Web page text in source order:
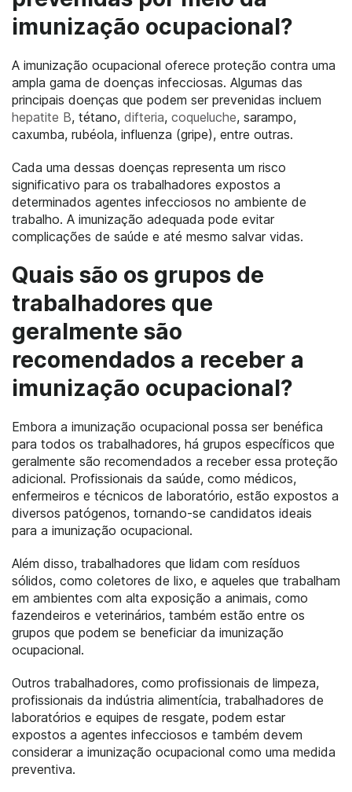
imunização ocupacional?
A imunização ocupacional oferece proteção contra uma
ampla gama de doenças infecciosas. Algumas das
principais doenças que podem ser prevenidas incluem
hepatite B, tétano, difteria, coqueluche, sarampo,
caxumba, rubéola, influenza (gripe), entre outras.
Cada uma dessas doenças representa um risco
significativo para os trabalhadores expostos a
determinados agentes infecciosos no ambiente de
trabalho. A imunização adequada pode evitar
complicações de saúde e até mesmo salvar vidas.
Quais são os grupos de
trabalhadores que
geralmente são
recomendados a receber a
imunização ocupacional?
Embora a imunização ocupacional possa ser benéfica
para todos os trabalhadores, há grupos específicos que
geralmente são recomendados a receber essa proteção
adicional. Profissionais da saúde, como médicos,
enfermeiros e técnicos de laboratório, estão expostos a
diversos patógenos, tornando-se candidatos ideais
para a imunização ocupacional.
Além disso, trabalhadores que lidam com resíduos
sólidos, como coletores de lixo, e aqueles que trabalham
em ambientes com alta exposição a animais, como
fazendeiros e veterinários, também estão entre os
grupos que podem se beneficiar da imunização
ocupacional.
Outros trabalhadores, como profissionais de limpeza,
profissionais da indústria alimentícia, trabalhadores de
laboratórios e equipes de resgate, podem estar
expostos a agentes infecciosos e também devem
considerar a imunização ocupacional como uma medida
preventiva.